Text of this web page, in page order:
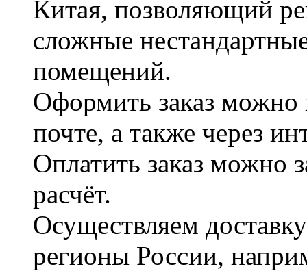
Китая, позволяющий
сложные
помещений.
Оформить заказ можно
почте, а также через
Оплатить заказ можно
расчёт.
Осуществляем
регионы России,